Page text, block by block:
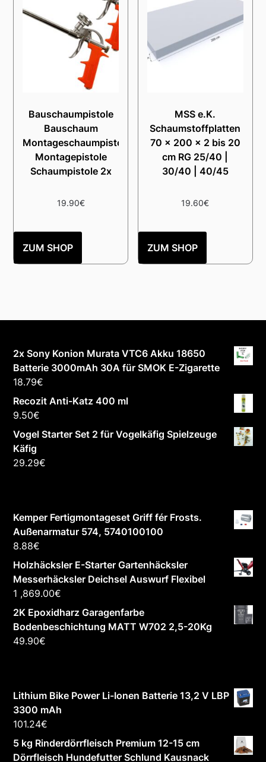
Bauschaumpistole
Bauschaum
Montageschaumpistole
Montagepistole
Schaumpistole 2x
19.90€
ZUM SHOP
MSS e.K.
Schaumstoffplatten
70 x 200 x 2 bis 20
cm RG 25/40 |
30/40 | 40/45
19.60€
ZUM SHOP
2x Sony Konion Murata VTC6 Akku 18650
Batterie 3000mAh 30A für SMOK E-Zigarette
18.79€
Recozit Anti-Katz 400 ml
9.50€
Vogel Starter Set 2 für Vogelkäfig Spielzeuge
Käfig
29.29€
Kemper Fertigmontageset Griff fér Frosts.
Außenarmatur 574, 5740100100
8.88€
Holzhäcksler E-Starter Gartenhäcksler
Messerhäcksler Deichsel Auswurf Flexibel
1 ,869.00€
2K Epoxidharz Garagenfarbe
Bodenbeschichtung MATT W702 2,5-20Kg
49.90€
Lithium Bike Power Li-Ionen Batterie 13,2 V LBP
3300 mAh
101.24€
5 kg Rinderdörrfleisch Premium 12-15 cm
Dörrfleisch Hundefutter Schlund Kausnack